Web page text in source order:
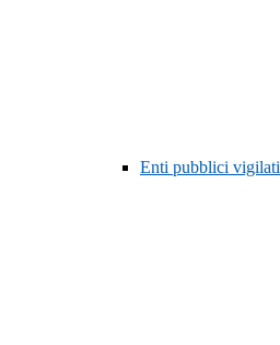
Enti pubblici vigilati